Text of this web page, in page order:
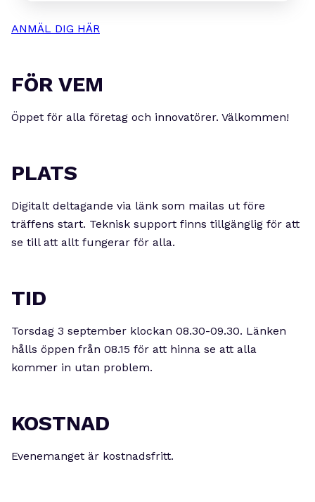
ANMÄL DIG HÄR
FÖR VEM
Öppet för alla företag och innovatörer. Välkommen!
PLATS
Digitalt deltagande via länk som mailas ut före
träffens start. Teknisk support finns tillgänglig för att
se till att allt fungerar för alla.
TID
Torsdag 3 september klockan 08.30-09.30. Länken
hålls öppen från 08.15 för att hinna se att alla
kommer in utan problem.
KOSTNAD
Evenemanget är kostnadsfritt.